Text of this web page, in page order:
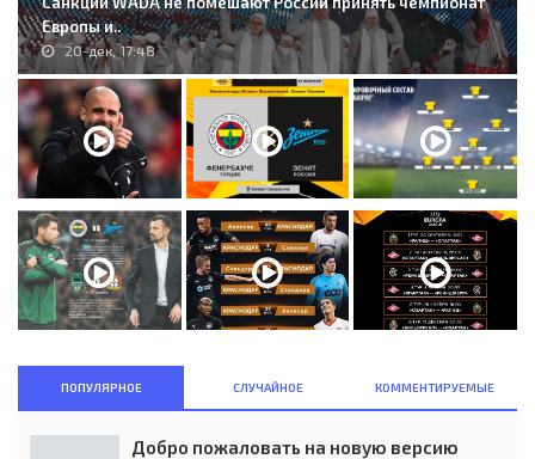
Европы и..
20-дек, 17:48
ПОПУЛЯРНОЕ СЛУЧАЙНОЕ КОММЕНТИРУЕМЫЕ
Добро пожаловать на новую версию